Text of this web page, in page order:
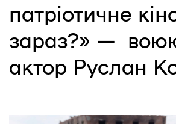
Інтерв’ю
Особисто
На часі
Підтримати
патріотичне
зараз?» —
актор Руслан